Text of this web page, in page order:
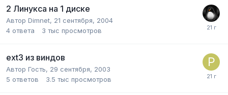
2 Линукса на 1 диске
Автор Dimnet, 21 сентября, 2004
4 ответа 3 тыс просмотров
ext3 из виндов
Автор Гость, 29 сентября, 2003
5 ответов 3.5 тыс просмотров